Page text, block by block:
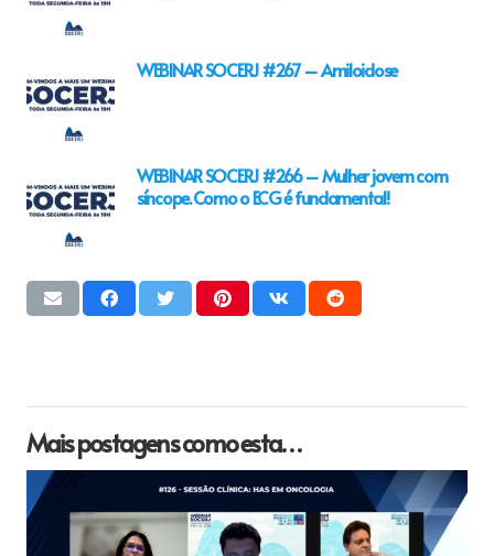
WEBINAR SOCERJ #267 – Amiloidose
WEBINAR SOCERJ #266 – Mulher jovem com
síncope. Como o ECG é fundamental!
Mais postagens como esta…